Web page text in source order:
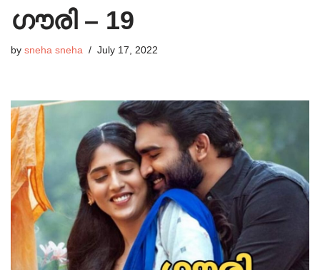
ഗൗരി – 19
by sneha sneha July 17, 2022